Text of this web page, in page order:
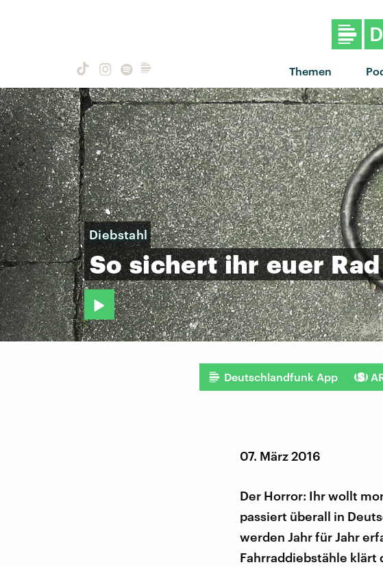
Themen
Diebstahl
So sichert ihr euer Rad
Deutschlandfunk App
07. März 2016
Der Horror: Ihr wollt
passiert überall in
werden Jahr für Jahr
Fahrraddiebstähle klärt